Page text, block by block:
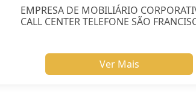
EMPRESA DE MOBILIÁRIO
CALL CENTER TELEFONE SÃO
Ver Mais